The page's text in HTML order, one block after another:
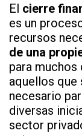
El cierre
es un
recursos
de una
para
aquellos que
necesario
diversas
sector